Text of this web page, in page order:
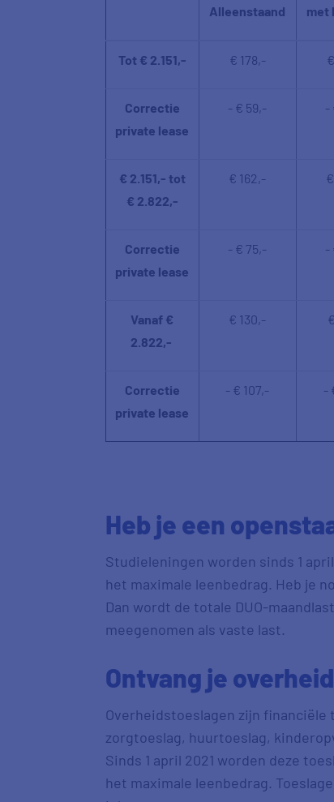
Alleenstaand
met
Tot € 2.151,- € 178,-
Correctie
private lease
- € 59,- -
€ 2.151,- tot
€ 2.822,-
€ 162,-
Correctie
private lease
- € 75,- -
Vanaf €
2.822,-
€ 130,-
Correctie
private lease
- € 107,- -
Heb je een
Studieleningen worden sinds 1
het maximale leenbedrag. Heb je
Dan wordt de totale DUO-
meegenomen als vaste last.
Ontvang je
Overheidstoeslagen zijn
zorgtoeslag, huurtoeslag,
Sinds 1 april 2021 worden deze
het maximale leenbedrag.